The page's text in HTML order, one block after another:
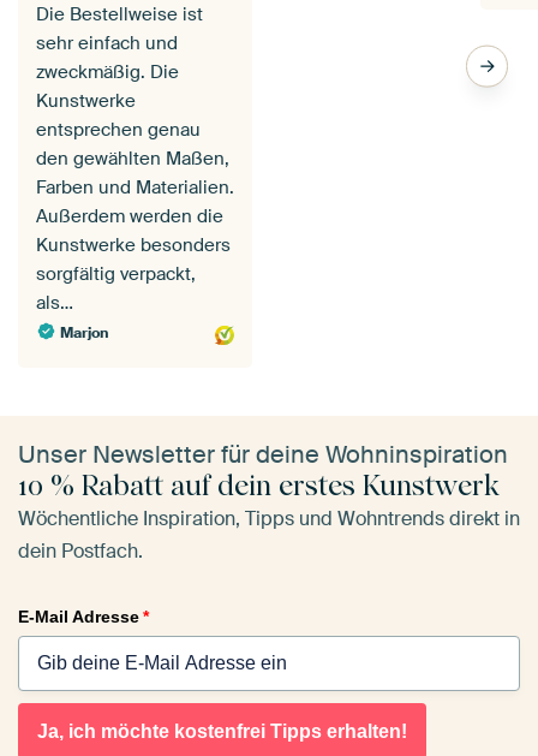
Die Bestellweise ist
sehr einfach und
zweckmäßig. Die
Kunstwerke
entsprechen genau
den gewählten Maßen,
Farben und Materialien.
Außerdem werden die
Kunstwerke besonders
sorgfältig verpackt,
als…
Marjon
Unser Newsletter für deine Wohninspiration
10 % Rabatt auf dein erstes Kunstwerk
Wöchentliche Inspiration, Tipps und Wohntrends direkt in
dein Postfach.
E-Mail Adresse*
Ja, ich möchte kostenfrei Tipps erhalten!